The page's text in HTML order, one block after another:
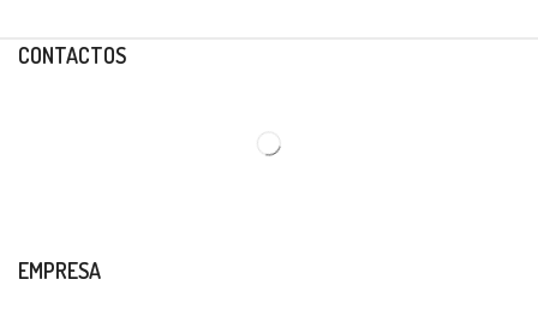
CONTACTOS
EMPRESA